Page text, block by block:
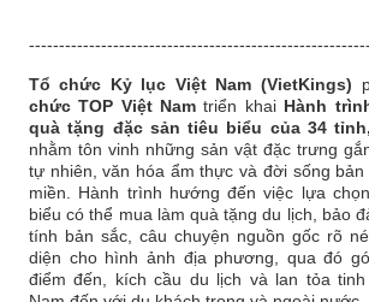
Tổ chức Kỷ lục Việt Nam (VietKings)
chức TOP Việt Nam triển khai Hành
quà tặng đặc sản tiêu biểu của 34
nhằm tôn vinh những sản vật đặc trưng
tự nhiên, văn hóa ẩm thực và đời sống
miền. Hành trình hướng đến việc lựa
biểu có thể mua làm quà tặng du lịch, bảo
tính bản sắc, câu chuyện nguồn gốc rõ
diện cho hình ảnh địa phương, qua đó
điểm đến, kích cầu du lịch và lan tỏa